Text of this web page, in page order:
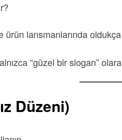
ürün lansmanlarında
“güzel bir slogan”
Düzeni)